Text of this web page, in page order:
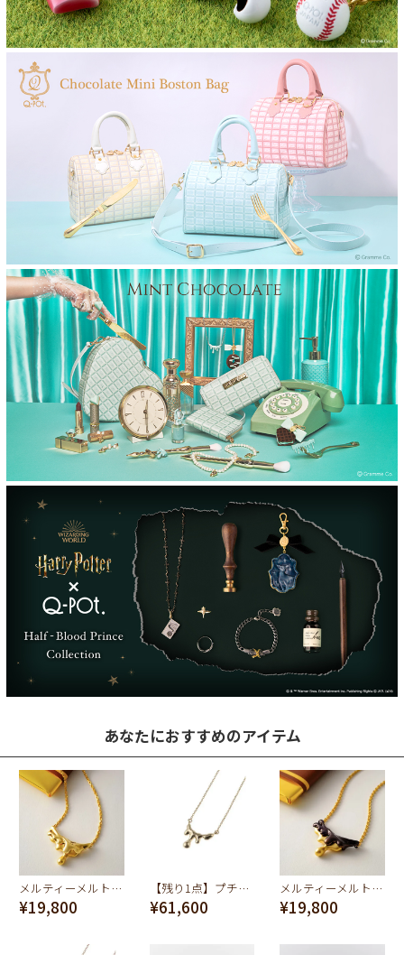
あなたにおすすめのアイテム
メルティーメルト ネックレス (ゴールド×マットゴールド)
¥19,800
【残り1点】プチメルトネックレス(K10イエローゴールド)
¥61,600
メルティーメルト ネックレス (ブラウン×マットゴールド)
¥19,800